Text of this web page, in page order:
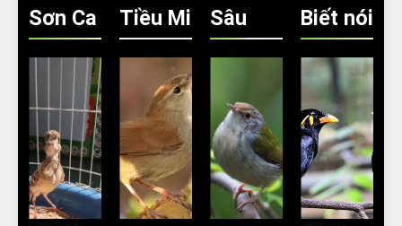
Sơn Ca
Tiều Mi
Sâu
Biết nói